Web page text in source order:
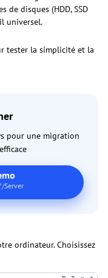
de disques (HDD, SSD
universel.
tester la simplicité et la
pour une migration
Server
ordinateur. Choisissez